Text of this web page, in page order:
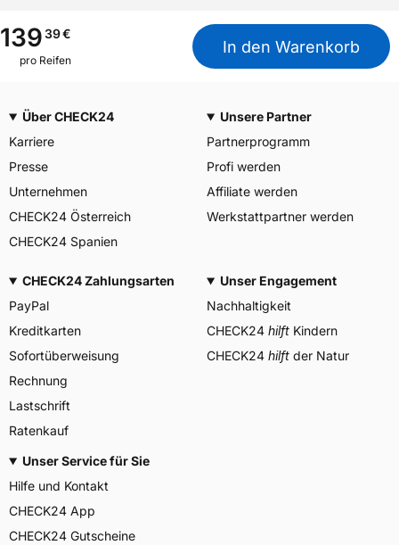
Motorrad Kennzeichnung
M/C
3PMSF / Alpine-Symbol
Nein
Continental Reifen
Continental-Plaza 1 30173
Hannover Deutschland,
de
13939€
pro Reifen
In den Warenkorb
Über CHECK24
Karriere
Presse
Unternehmen
CHECK24 Österreich
CHECK24 Spanien
Unsere Partner
Partnerprogramm
Profi werden
Affiliate werden
Werkstattpartner werden
CHECK24 Zahlungsarten
PayPal
Kreditkarten
Sofortüberweisung
Rechnung
Lastschrift
Ratenkauf
Unser Engagement
Nachhaltigkeit
CHECK24 hilft Kindern
CHECK24 hilft der Natur
Unser Service für Sie
Hilfe und Kontakt
CHECK24 App
CHECK24 Gutscheine